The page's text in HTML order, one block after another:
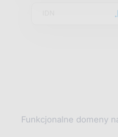
Funkcjonalne domeny